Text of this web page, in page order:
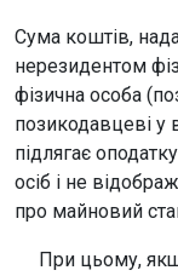
Сума коштів,
нерезидентом
фізична особа
позикодавцеві у
підлягає
осіб і не
про майновий
При цьому,